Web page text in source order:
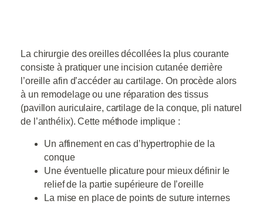
La chirurgie des oreilles décollées la plus courante
consiste à pratiquer une incision cutanée derrière
l’oreille afin d’accéder au cartilage. On procède alors
à un remodelage ou une réparation des tissus
(pavillon auriculaire, cartilage de la conque, pli naturel
de l’anthélix). Cette méthode implique :
Un affinement en cas d’hypertrophie de la
conque
Une éventuelle plicature pour mieux définir le
relief de la partie supérieure de l’oreille
La mise en place de points de suture internes